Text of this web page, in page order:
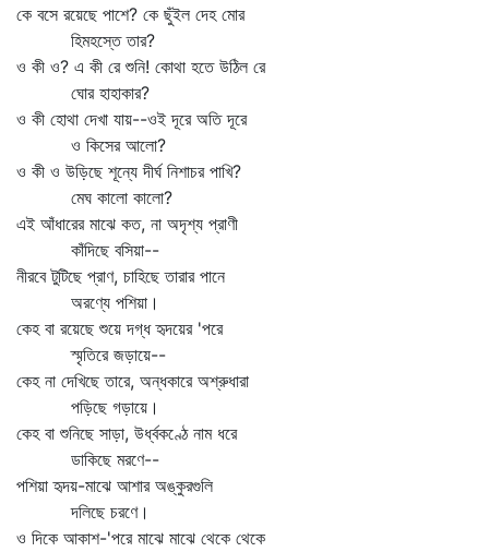
কে বসে রয়েছে পাশে? কে ছুঁইল দেহ মোর
হিমহস্তে তার?
ও কী ও? এ কী রে শুনি! কোথা হতে উঠিল রে
ঘোর হাহাকার?
ও কী হোথা দেখা যায়--ওই দূরে অতি দূরে
ও কিসের আলো?
ও কী ও উড়িছে শূন্যে দীর্ঘ নিশাচর পাখি?
মেঘ কালো কালো?
এই আঁধারের মাঝে কত, না অদৃশ্য প্রাণী
কাঁদিছে বসিয়া--
নীরবে টুটিছে প্রাণ, চাহিছে তারার পানে
অরণ্যে পশিয়া।
কেহ বা রয়েছে শুয়ে দগ্ধ হৃদয়ের 'পরে
স্মৃতিরে জড়ায়ে--
কেহ না দেখিছে তারে, অন্ধকারে অশ্রুধারা
পড়িছে গড়ায়ে।
কেহ বা শুনিছে সাড়া, উর্ধ্বকণ্ঠে নাম ধরে
ডাকিছে মরণে--
পশিয়া হৃদয়-মাঝে আশার অঙ্কুরগুলি
দলিছে চরণে।
ও দিকে আকাশ-'পরে মাঝে মাঝে থেকে থেকে